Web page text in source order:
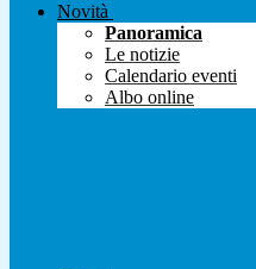
Novità
Panoramica
Le notizie
Calendario eventi
Albo online